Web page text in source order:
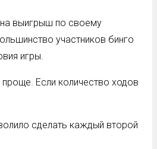
выигрыш по своему
участников бинго
игры.
Если количество ходов
сделать каждый второй